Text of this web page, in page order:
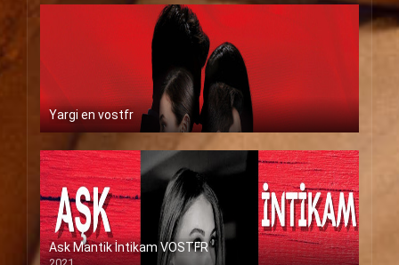
Yargi en vostfr
Ask Mantik İntikam VOSTFR